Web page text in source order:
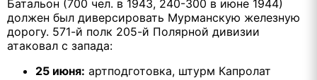
Батальон (700 чел. в 1943, 240-300 в июне 1944)
должен был диверсировать Мурманскую железную
дорогу. 571-й полк 205-й Полярной дивизии
атаковал с запада:
25 июня: артподготовка, штурм Капролат